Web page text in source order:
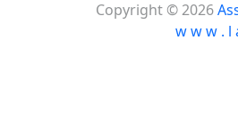
Copyright © 2026
w w w . l